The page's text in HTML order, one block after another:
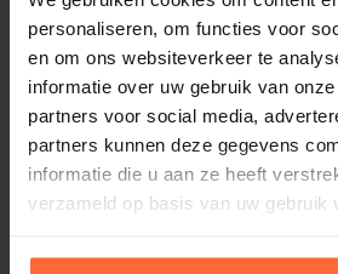
personaliseren, om functies voor
en om ons websiteverkeer te
informatie over uw gebruik van
partners voor social media,
partners kunnen deze gegevens
informatie die u aan ze heeft
verzameld op basis van uw gebruik
Hayward skimmer voor
279,95